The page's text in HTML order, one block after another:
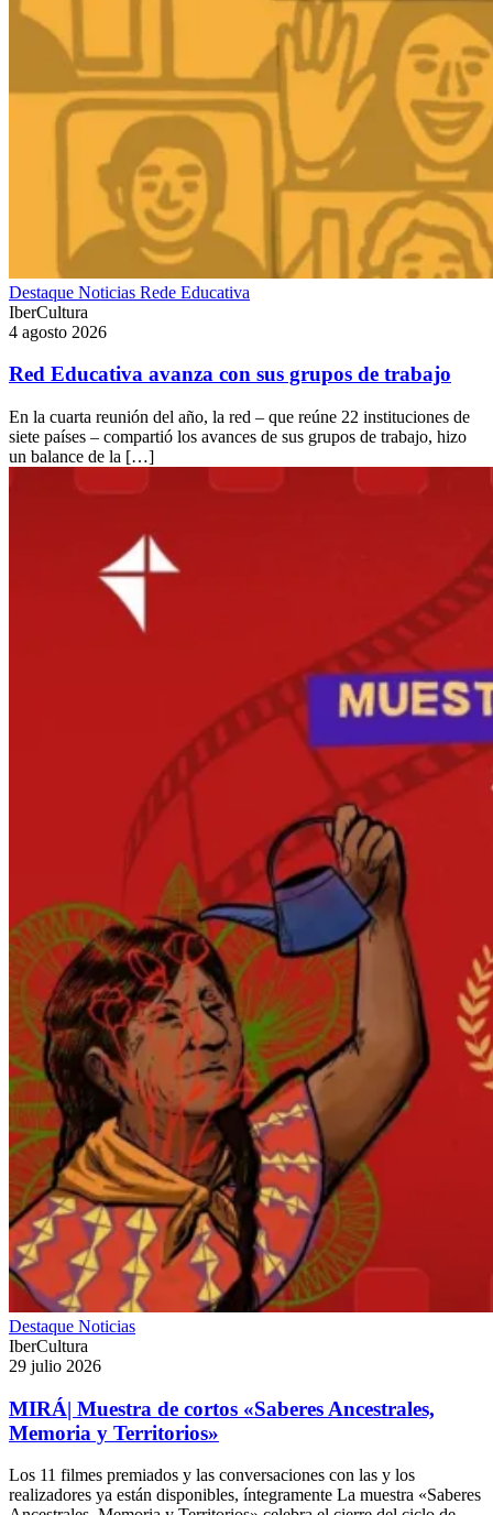
Destaque Noticias Rede Educativa
IberCultura
4 agosto 2026
Red Educativa avanza con sus grupos de trabajo
En la cuarta reunión del año, la red – que reúne 22 instituciones de
siete países – compartió los avances de sus grupos de trabajo, hizo
un balance de la […]
Destaque Noticias
IberCultura
29 julio 2026
MIRÁ| Muestra de cortos «Saberes Ancestrales,
Memoria y Territorios»
Los 11 filmes premiados y las conversaciones con las y los
realizadores ya están disponibles, íntegramente La muestra «Saberes